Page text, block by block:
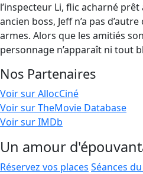
l’inspecteur Li, flic acharné
ancien boss, Jeff n’a pas
armes. Alors que les amitiés
personnage n’apparaît ni tout
Nos Partenaires
Voir sur AllocCiné
Voir sur TheMovie Database
Voir sur IMDb
Un amour
Réservez vos places Séances